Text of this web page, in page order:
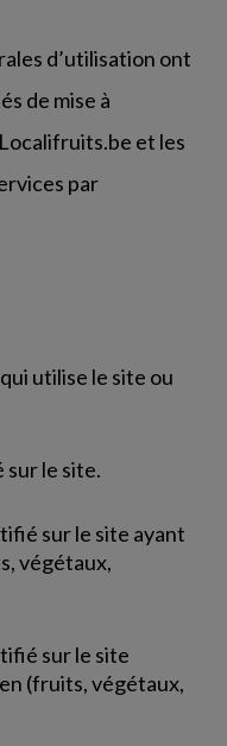
d’utilisation ont
de mise à
et les
par
utilise le site ou
le site.
sur le site ayant
végétaux,
sur le site
(fruits, végétaux,